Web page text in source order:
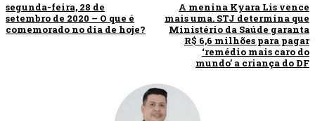
segunda-feira, 28 de
setembro de 2020 – O que é
comemorado no dia de hoje?
A menina Kyara Lis vence
mais uma. STJ determina que
Ministério da Saúde garanta
R$ 6,6 milhões para pagar
‘remédio mais caro do
mundo’ a criança do DF